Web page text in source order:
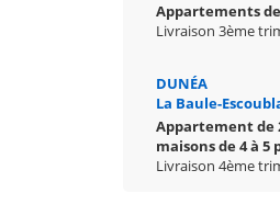
Appartements de
Livraison 3ème
DUNÉA
La Baule-
Appartement de
maisons de 4 à 5
Livraison 4ème